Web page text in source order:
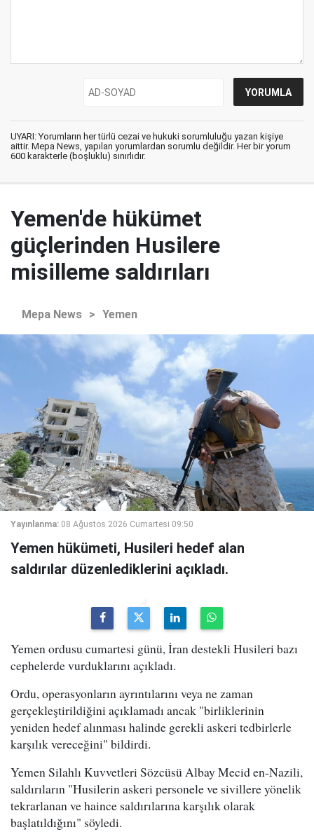
UYARI: Yorumların her türlü cezai ve hukuki sorumluluğu yazan kişiye
aittir. Mepa News, yapılan yorumlardan sorumlu değildir. Her bir yorum
600 karakterle (boşluklu) sınırlıdır.
Yemen'de hükümet
güçlerinden Husilere
misilleme saldırıları
Mepa News > Yemen
Yayınlanma: 08 Ağustos 2026 Cumartesi 09:50
Yemen hükümeti, Husileri hedef alan
saldırılar düzenlediklerini açıkladı.
Yemen ordusu cumartesi günü, İran destekli Husileri bazı
cephelerde vurduklarını açıkladı.
Ordu, operasyonların ayrıntılarını veya ne zaman
gerçekleştirildiğini açıklamadı ancak "birliklerinin
yeniden hedef alınması halinde gerekli askeri tedbirlerle
karşılık vereceğini" bildirdi.
Yemen Silahlı Kuvvetleri Sözcüsü Albay Mecid en-Nazili,
saldırıların "Husilerin askeri personele ve sivillere yönelik
tekrarlanan ve haince saldırılarına karşılık olarak
başlatıldığını" söyledi.